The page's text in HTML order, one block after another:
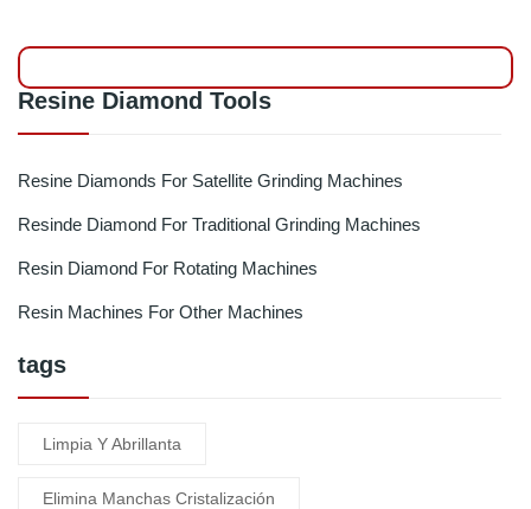
Resine Diamond Tools
Resine Diamonds For Satellite Grinding Machines
Resinde Diamond For Traditional Grinding Machines
Resin Diamond For Rotating Machines
Resin Machines For Other Machines
tags
Limpia Y Abrillanta
Elimina Manchas Cristalización